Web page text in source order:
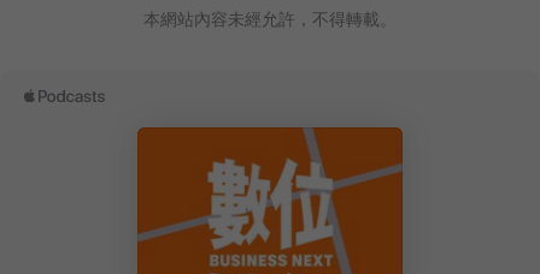
本網站內容未經允許，不得轉載。